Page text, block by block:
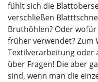
fühlt sich die
verschließen
Bruthöhlen? Oder wofür
früher verwendet? Zum
Textilverarbeitung oder
über Fragen! Die aber
sind, wenn man die